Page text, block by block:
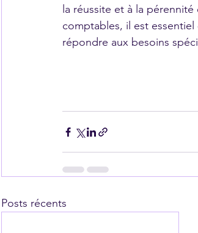
la réussite et à la
comptables, il est
répondre aux besoins
Posts récents